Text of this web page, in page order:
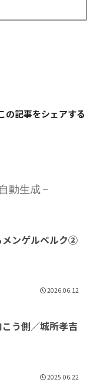
の記事をシェアする
動生成
メンゲルベルク②
2026.06.12
う側／城所孝吉
2025.06.22